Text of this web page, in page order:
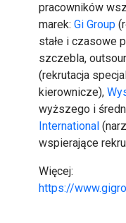
pracowników
marek: Gi Group
stałe i czasowe
szczebla,
(rekrutacja
kierownicze),
wyższego i
International
wspierające
Więcej:
https://